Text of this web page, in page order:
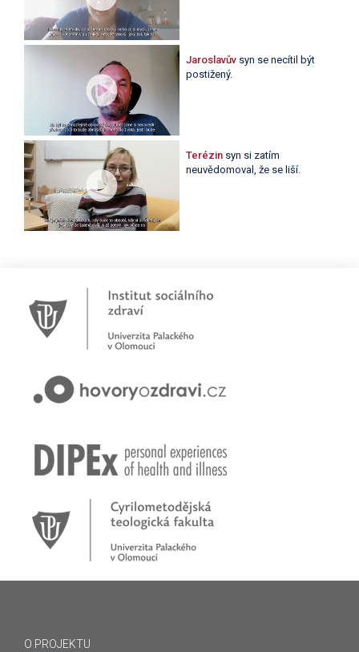
Jaroslavův syn se necítil být
postižený.
Terézin syn si zatím
neuvědomoval, že se liší.
O PROJEKTU